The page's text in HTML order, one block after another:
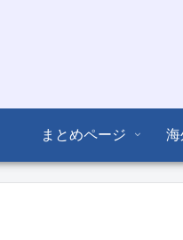
まとめページ 海